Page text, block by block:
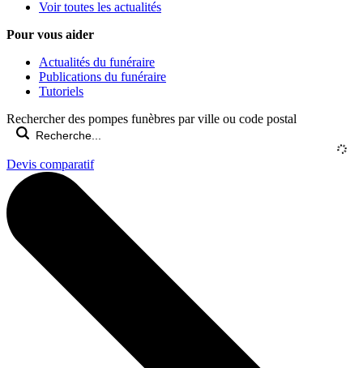
Voir toutes les actualités
Pour vous aider
Actualités du funéraire
Publications du funéraire
Tutoriels
Rechercher des pompes funèbres par ville ou code postal
Devis comparatif